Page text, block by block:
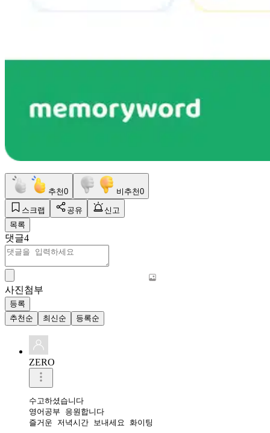
추천0 비추천0
스크랩 공유
신고
목록
댓글4
사진첨부
등록
추천순
최신순 등록순
ZERO
수고하셨습니다
영어공부 응원합니다
즐거운 저녁시간 보내세요 화이팅